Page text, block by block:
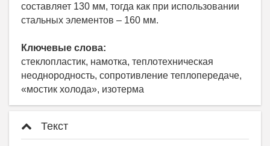
составляет 130 мм, тогда как при использовании
стальных элементов – 160 мм.
Ключевые слова:
стеклопластик, намотка, теплотехническая
неоднородность, сопротивление теплопередаче,
«мостик холода», изотерма
Текст